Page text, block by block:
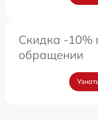
Скидка -10%
обращении